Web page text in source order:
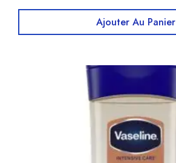
Ajouter Au Panier